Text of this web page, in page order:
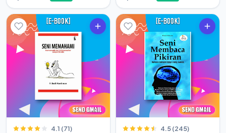
4.1 (71) 4.5 (245)